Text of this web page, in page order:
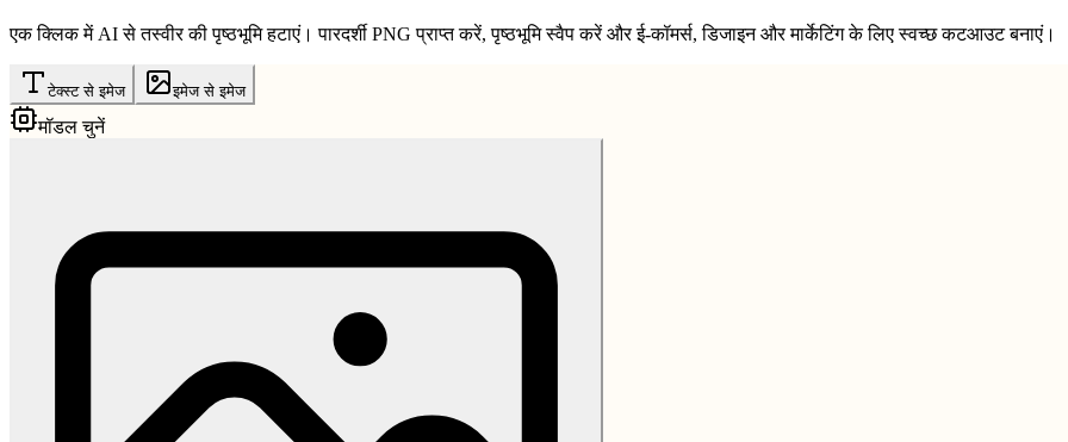
एक क्लिक में AI से तस्वीर की पृष्ठभूमि हटाएं। पारदर्शी PNG प्राप्त करें, पृष्ठभूमि स्वैप करें और ई-कॉमर्स, डिजाइन और मार्केटिंग के लिए स्वच्छ कटआउट बनाएं।
टेक्स्ट से इमेज इमेज से इमेज
मॉडल चुनें